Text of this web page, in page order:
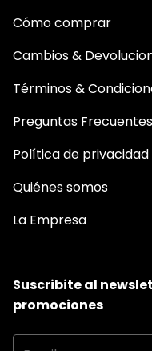
Cómo comprar
Cambios &
Términos &
Preguntas Frecuentes
Política de privacidad
Quiénes somos
La Empresa
Suscribite al
promociones